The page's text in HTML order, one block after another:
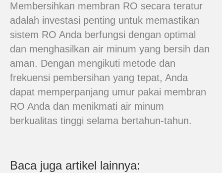
Membersihkan membran RO secara teratur
adalah investasi penting untuk memastikan
sistem RO Anda berfungsi dengan optimal
dan menghasilkan air minum yang bersih dan
aman. Dengan mengikuti metode dan
frekuensi pembersihan yang tepat, Anda
dapat memperpanjang umur pakai membran
RO Anda dan menikmati air minum
berkualitas tinggi selama bertahun-tahun.
Baca juga artikel lainnya: